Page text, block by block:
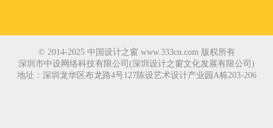
© 2014-2025 中国设计之窗 www.333cn.com 版权所有
深圳市中设网络科技有限公司(深圳设计之窗文化发展有限公司)
地址：深圳龙华区布龙路4号127陈设艺术设计产业园A栋203-206